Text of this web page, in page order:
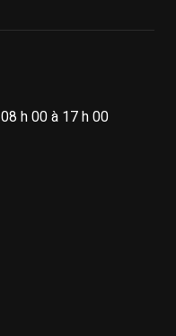
08 h 00 à 17 h 00